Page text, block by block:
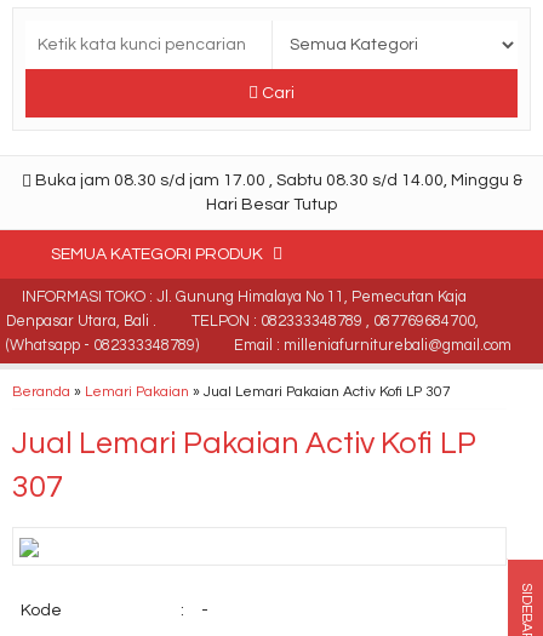
Cari
Buka jam 08.30 s/d jam 17.00 , Sabtu 08.30 s/d 14.00, Minggu &
Hari Besar Tutup
SEMUA KATEGORI PRODUK
INFORMASI TOKO : Jl. Gunung Himalaya No 11, Pemecutan Kaja
Denpasar Utara, Bali .
TELPON : 082333348789 , 087769684700,
(Whatsapp - 082333348789)
Email : milleniafurniturebali@gmail.com
Beranda » Lemari Pakaian » Jual Lemari Pakaian Activ Kofi LP 307
Jual Lemari Pakaian Activ Kofi LP
307
Kode : - SIDEBAR